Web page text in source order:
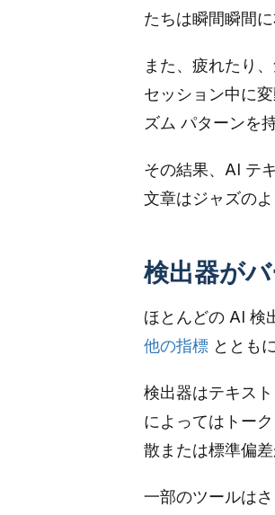
たちは瞬間瞬間
また、疲れたり
セッション中に
ズム パターンを
その結果、AI テ
文章はジャズのよ
検出器が
ほとんどの AI 検
他の指標 ととも
検出器はテキス
によってはトー
散または標準偏差
一部のツールは